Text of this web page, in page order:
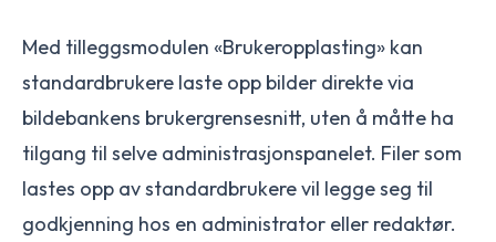
Med tilleggsmodulen «Brukeropplasting» kan
standardbrukere laste opp bilder direkte via
bildebankens brukergrensesnitt, uten å måtte ha
tilgang til selve administrasjonspanelet. Filer som
lastes opp av standardbrukere vil legge seg til
godkjenning hos en administrator eller redaktør.